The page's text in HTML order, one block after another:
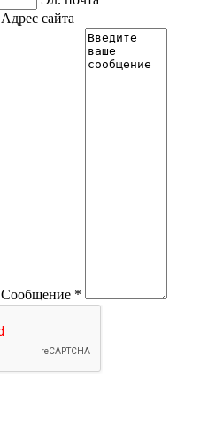
Адрес сайта
Сообщение *